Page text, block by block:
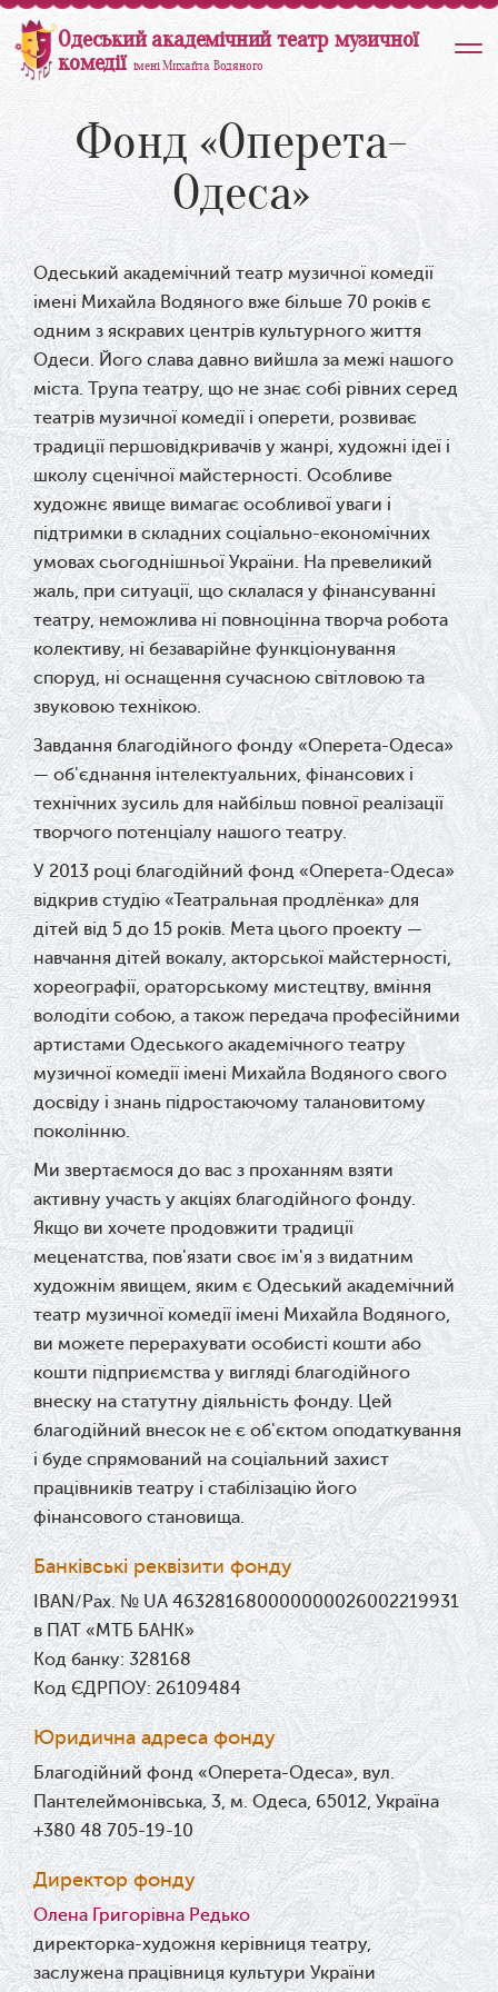
Одеський академічний театр музичної
комедії імені Михайла Водяного
Фонд «Оперета-
Одеса»
Одеський академічний театр музичної комедії
імені Михайла Водяного вже більше 70 років є
одним з яскравих центрів культурного життя
Одеси. Його слава давно вийшла за межі нашого
міста. Трупа театру, що не знає собі рівних серед
театрів музичної комедії і оперети, розвиває
традиції першовідкривачів у жанрі, художні ідеї і
школу сценічної майстерності. Особливе
художнє явище вимагає особливої уваги і
підтримки в складних соціально-економічних
умовах сьогоднішньої України. На превеликий
жаль, при ситуації, що склалася у фінансуванні
театру, неможлива ні повноцінна творча робота
колективу, ні безаварійне функціонування
споруд, ні оснащення сучасною світловою та
звуковою технікою.
Завдання благодійного фонду «Оперета-Одеса»
— об'єднання інтелектуальних, фінансових і
технічних зусиль для найбільш повної реалізації
творчого потенціалу нашого театру.
У 2013 році благодійний фонд «Оперета-Одеса»
відкрив студію «Театральная продлёнка» для
дітей від 5 до 15 років. Мета цього проекту —
навчання дітей вокалу, акторської майстерності,
хореографії, ораторському мистецтву, вміння
володіти собою, а також передача професійними
артистами Одеського академічного театру
музичної комедії імені Михайла Водяного свого
досвіду і знань підростаючому талановитому
поколінню.
Ми звертаємося до вас з проханням взяти
активну участь у акціях благодійного фонду.
Якщо ви хочете продовжити традиції
меценатства, пов'язати своє ім'я з видатним
художнім явищем, яким є Одеський академічний
театр музичної комедії імені Михайла Водяного,
ви можете перерахувати особисті кошти або
кошти підприємства у вигляді благодійного
внеску на статутну діяльність фонду. Цей
благодійний внесок не є об'єктом оподаткування
і буде спрямований на соціальний захист
працівників театру і стабілізацію його
фінансового становища.
Банківські реквізити фонду
IBAN/Рах. № UA 463281680000000026002219931
в ПАТ «МТБ БАНК»
Код банку: 328168
Код ЄДРПОУ: 26109484
Юридична адреса фонду
Благодійний фонд «Оперета-Одеса», вул.
Пантелеймонівська, 3, м. Одеса, 65012, Україна
+380 48 705-19-10
Директор фонду
Олена Григорівна Редько
директорка-художня керівниця театру,
заслужена працівниця культури України